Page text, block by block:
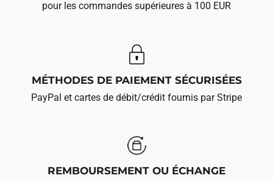
pour les commandes supérieures à 100 EUR
MÉTHODES DE PAIEMENT SÉCURISÉES
PayPal et cartes de débit/crédit fournis par Stripe
REMBOURSEMENT OU ÉCHANGE